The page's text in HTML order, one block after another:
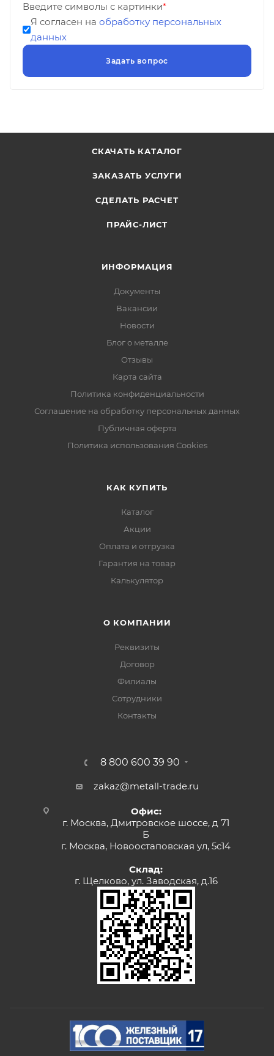
Введите символы с картинки*
Я согласен на обработку персональных
данных
СКАЧАТЬ КАТАЛОГ
ЗАКАЗАТЬ УСЛУГИ
СДЕЛАТЬ РАСЧЕТ
ПРАЙС-ЛИСТ
ИНФОРМАЦИЯ
Документы
Вакансии
Новости
Блог о металле
Отзывы
Карта сайта
Политика конфиденциальности
Соглашение на обработку персональных данных
Публичная оферта
Политика использования Cookies
КАК КУПИТЬ
Каталог
Акции
Оплата и отгрузка
Гарантия на товар
Калькулятор
О КОМПАНИИ
Реквизиты
Договор
Филиалы
Сотрудники
Контакты
8 800 600 39 90
zakaz@metall-trade.ru
Офис:
г. Москва, Дмитровское шоссе, д 71
Б
г. Москва, Новоостаповская ул, 5с14
Склад:
г. Щелково, ул. Заводская, д.16